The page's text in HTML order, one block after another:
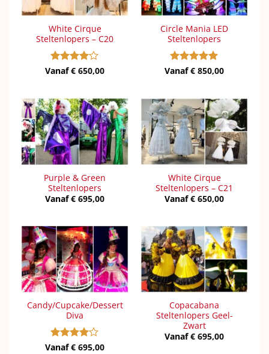
White Cirque
Steltenlopers – C20
Gewaardeerd
Vanaf€ 650,00
Circle Mania LED
Steltenlopers
Gewaardeerd
Vanaf€ 850,00
Purple & Green
Steltenlopers
Vanaf€ 695,00
White Cirque
Steltenlopers – C21
Vanaf€ 650,00
Candy/Cupcake/Dessert
Diva
Gewaardeerd
Vanaf€ 695,00
Copacabana
Steltenlopers Geel-
Zwart
Vanaf€ 695,00